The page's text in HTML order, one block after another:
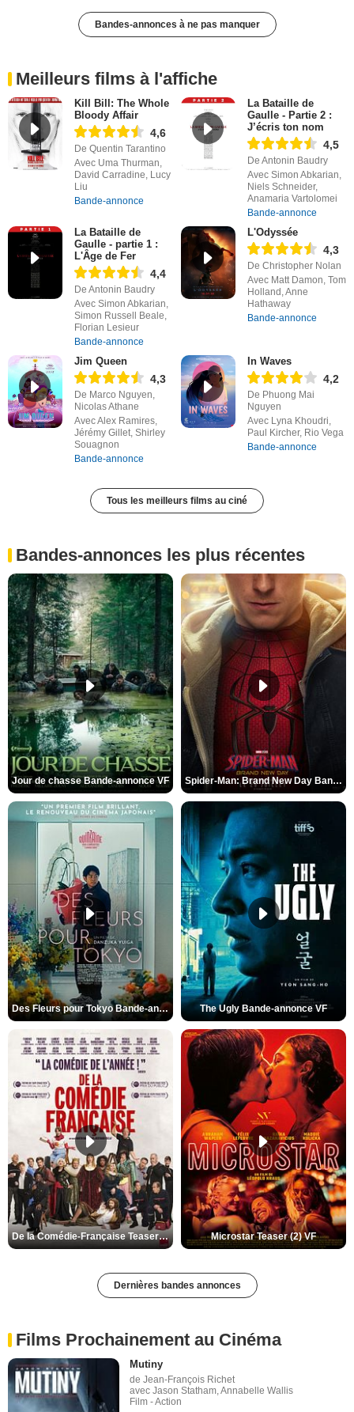
Bandes-annonces à ne pas manquer
Meilleurs films à l'affiche
Kill Bill: The Whole
Bloody Affair
4,6
De Quentin Tarantino
Avec Uma Thurman,
David Carradine, Lucy
Liu
Bande-annonce
La Bataille de
Gaulle - Partie 2 :
J’écris ton nom
4,5
De Antonin Baudry
Avec Simon Abkarian,
Niels Schneider,
Anamaria Vartolomei
Bande-annonce
La Bataille de
Gaulle - partie 1 :
L'Âge de Fer
4,4
De Antonin Baudry
Avec Simon Abkarian,
Simon Russell Beale,
Florian Lesieur
Bande-annonce
L'Odyssée
4,3
De Christopher Nolan
Avec Matt Damon, Tom
Holland, Anne
Hathaway
Bande-annonce
Jim Queen
4,3
De Marco Nguyen,
Nicolas Athane
Avec Alex Ramires,
Jérémy Gillet, Shirley
Souagnon
Bande-annonce
In Waves
4,2
De Phuong Mai
Nguyen
Avec Lyna Khoudri,
Paul Kircher, Rio Vega
Bande-annonce
Tous les meilleurs films au ciné
Bandes-annonces les plus récentes
Jour de chasse Bande-annonce VF Spider-Man: Brand New Day Bande-annonce (3) VO STFR
Des Fleurs pour Tokyo Bande-annonce VO STFR The Ugly Bande-annonce VF
De la Comédie-Française Teaser (3) VF Microstar Teaser (2) VF
Dernières bandes annonces
Films Prochainement au Cinéma
Mutiny
de Jean-François Richet
avec Jason Statham, Annabelle Wallis
Film - Action